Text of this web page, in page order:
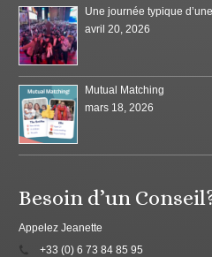
Une journée typique
avril 20, 2026
Mutual Matching
mars 18, 2026
Besoin d’un
Appelez Jeanette
+33 (0) 6 73 84 85 95